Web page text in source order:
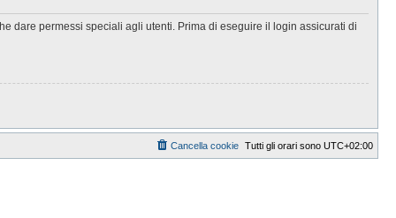
dare permessi speciali agli utenti. Prima di eseguire il login assicurati di
Tutti gli orari sono UTC+02:00
Cancella cookie